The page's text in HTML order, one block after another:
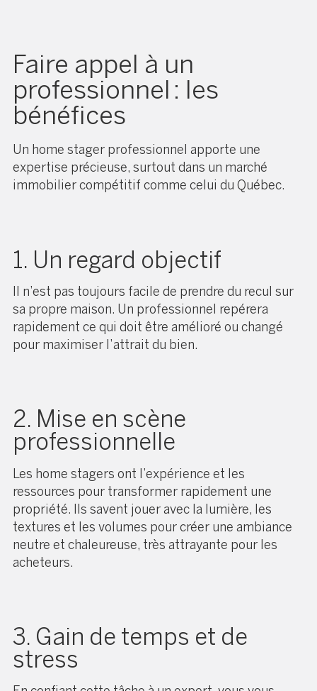
Faire appel à un
professionnel : les
bénéfices
Un home stager professionnel apporte une
expertise précieuse, surtout dans un marché
immobilier compétitif comme celui du Québec.
1. Un regard objectif
Il n’est pas toujours facile de prendre du recul sur
sa propre maison. Un professionnel repérera
rapidement ce qui doit être amélioré ou changé
pour maximiser l’attrait du bien.
2. Mise en scène
professionnelle
Les home stagers ont l’expérience et les
ressources pour transformer rapidement une
propriété. Ils savent jouer avec la lumière, les
textures et les volumes pour créer une ambiance
neutre et chaleureuse, très attrayante pour les
acheteurs.
3. Gain de temps et de
stress